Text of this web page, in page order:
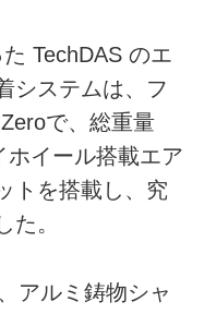
TechDAS のエ
システムは、フ
で、総重量
ホイール搭載エア
トを搭載し、究
た。
アルミ鋳物シャ